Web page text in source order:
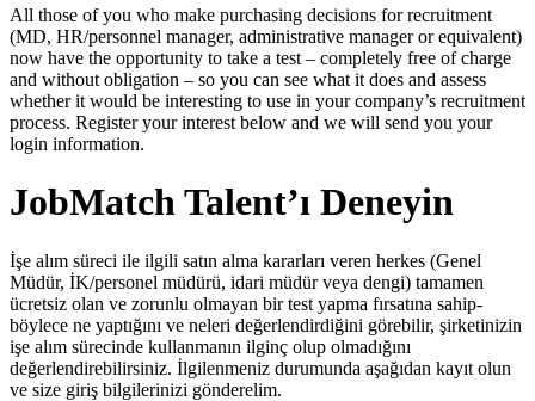
All those of you who make purchasing decisions for recruitment
(MD, HR/personnel manager, administrative manager or equivalent)
now have the opportunity to take a test – completely free of charge
and without obligation – so you can see what it does and assess
whether it would be interesting to use in your company’s recruitment
process. Register your interest below and we will send you your
login information.
JobMatch Talent’ı Deneyin
İşe alım süreci ile ilgili satın alma kararları veren herkes (Genel
Müdür, İK/personel müdürü, idari müdür veya dengi) tamamen
ücretsiz olan ve zorunlu olmayan bir test yapma fırsatına sahip-
böylece ne yaptığını ve neleri değerlendirdiğini görebilir, şirketinizin
işe alım sürecinde kullanmanın ilginç olup olmadığını
değerlendirebilirsiniz. İlgilenmeniz durumunda aşağıdan kayıt olun
ve size giriş bilgilerinizi gönderelim.